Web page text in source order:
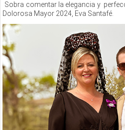
Sobra comentar la elegancia y
Dolorosa Mayor 2024, Eva Santafé.